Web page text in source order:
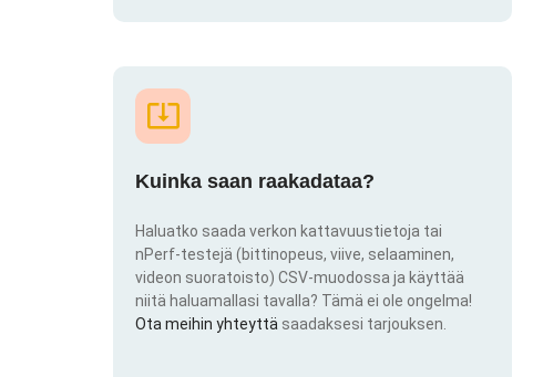
Kuinka saan raakadataa?
Haluatko saada verkon kattavuustietoja tai
nPerf-testejä (bittinopeus, viive, selaaminen,
videon suoratoisto) CSV-muodossa ja käyttää
niitä haluamallasi tavalla? Tämä ei ole ongelma!
Ota meihin yhteyttä saadaksesi tarjouksen.